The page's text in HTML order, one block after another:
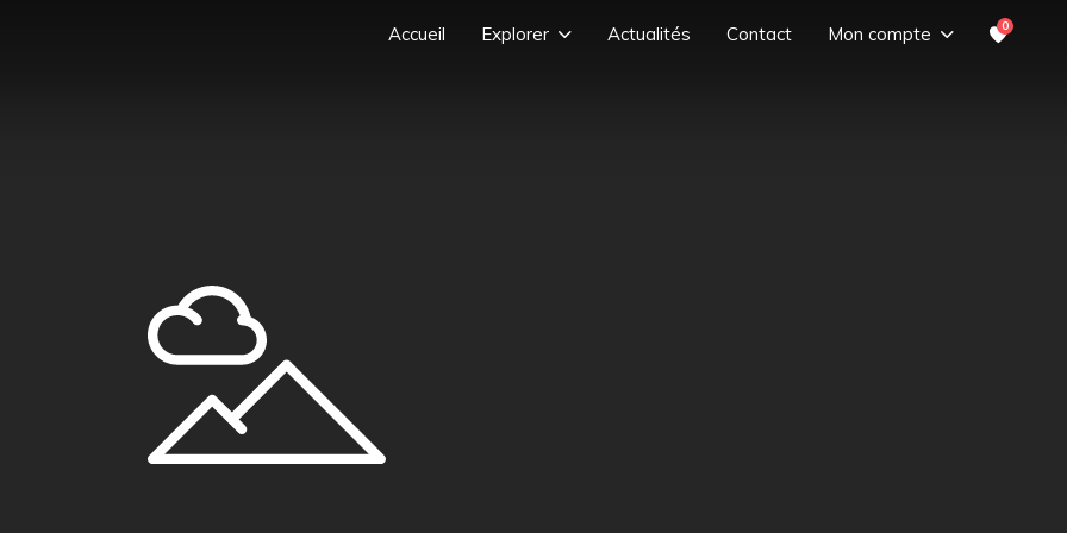
Accueil Explorer Actualités Contact Mon compte 0